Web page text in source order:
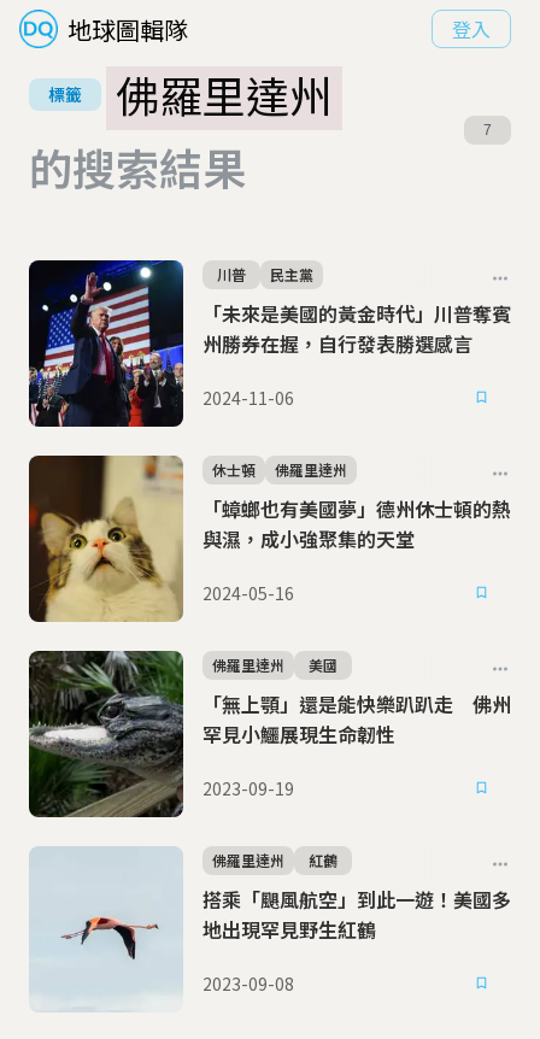
地球圖輯隊 登入
標籤
佛羅里達州
的搜索結果
7
「未來是美國的黃金時代」川普奪賓
州勝券在握，自行發表勝選感言
川普 民主黨
2024-11-06
「蟑螂也有美國夢」德州休士頓的熱
與濕，成小強聚集的天堂
休士頓 佛羅里達州
2024-05-16
「無上顎」還是能快樂趴趴走 佛州
罕見小鱷展現生命韌性
佛羅里達州 美國
2023-09-19
搭乘「颶風航空」到此一遊！美國多
地出現罕見野生紅鶴
佛羅里達州 紅鶴
2023-09-08